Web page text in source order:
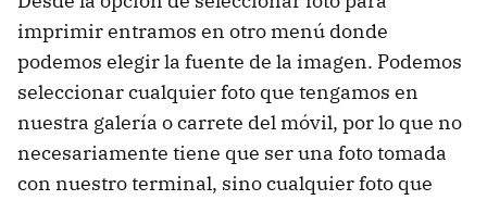
imprimir entramos en otro menú donde
podemos elegir la fuente de la imagen. Podemos
seleccionar cualquier foto que tengamos en
nuestra galería o carrete del móvil, por lo que no
necesariamente tiene que ser una foto tomada
con nuestro terminal, sino cualquier foto que